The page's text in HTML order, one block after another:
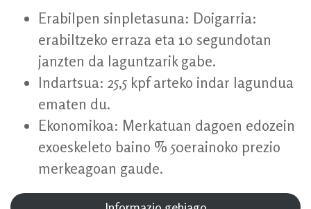
Erabilpen sinpletasuna: Doigarria:
erabiltzeko erraza eta 10 segundotan
janzten da laguntzarik gabe.
Indartsua: 25,5 kpf arteko indar lagundua
ematen du.
Ekonomikoa: Merkatuan dagoen edozein
exoeskeleto baino % 50erainoko prezio
merkeagoan gaude.